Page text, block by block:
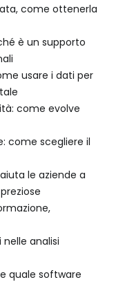
come ottenerla
è un supporto
usare i dati per
come evolve
come scegliere il
le aziende a
analisi
quale software